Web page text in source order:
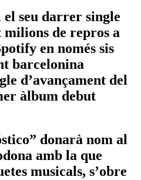
seu darrer single
de repros a
en només sis
barcelonina
d’avançament del
àlbum debut
donarà nom al
amb la que
musicals, s’obre